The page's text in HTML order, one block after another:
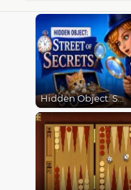
Hidden Object: Street Of Secrets